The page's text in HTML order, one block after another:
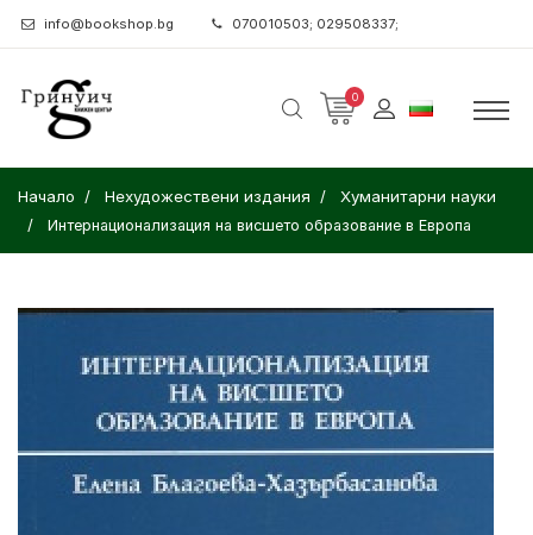
info@bookshop.bg 070010503; 029508337;
0
Начало Нехудожествени издания Хуманитарни науки
Интернационализация на висшето образование в Европа